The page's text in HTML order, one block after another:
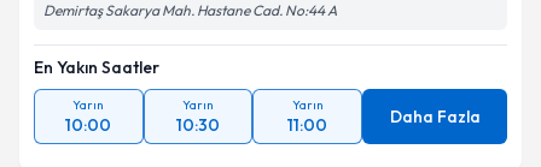
Demirtaş Sakarya Mah. Hastane Cad. No:44 A
En Yakın Saatler
Yarın
10:00
Yarın
10:30
Yarın
11:00 Daha Fazla